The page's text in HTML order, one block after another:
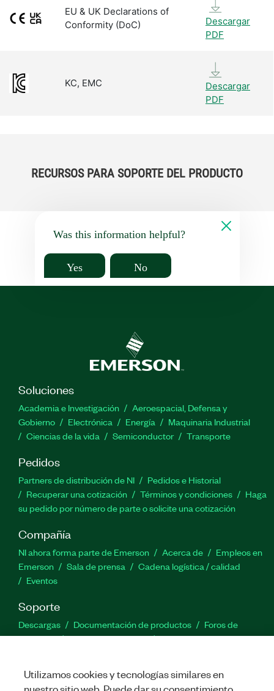
EU & UK Declarations of
Conformity (DoC)
Descargar
PDF
KC, EMC
Descargar
PDF
RECURSOS PARA SOPORTE DEL PRODUCTO
Was this information helpful?
Yes No
Soluciones
Academia e Investigación
Aeroespacial, Defensa y
Gobierno
Electrónica Energía
Maquinaria Industrial
Ciencias de la vida
Semiconductor Transporte
Pedidos
Partners de distribución de NI
Pedidos e Historial
Recuperar una cotización
Términos y condiciones
Haga
su pedido por número de parte o solicite una cotización
Compañía
NI ahora forma parte de Emerson Acerca de
Empleos en
Emerson
Sala de prensa
Cadena logística / calidad
Eventos
Soporte
Descargas Documentación de productos
Foros de
discusión
Activar un producto
Enviar solicitud de servicio
Utilizamos cookies y tecnologías similares en